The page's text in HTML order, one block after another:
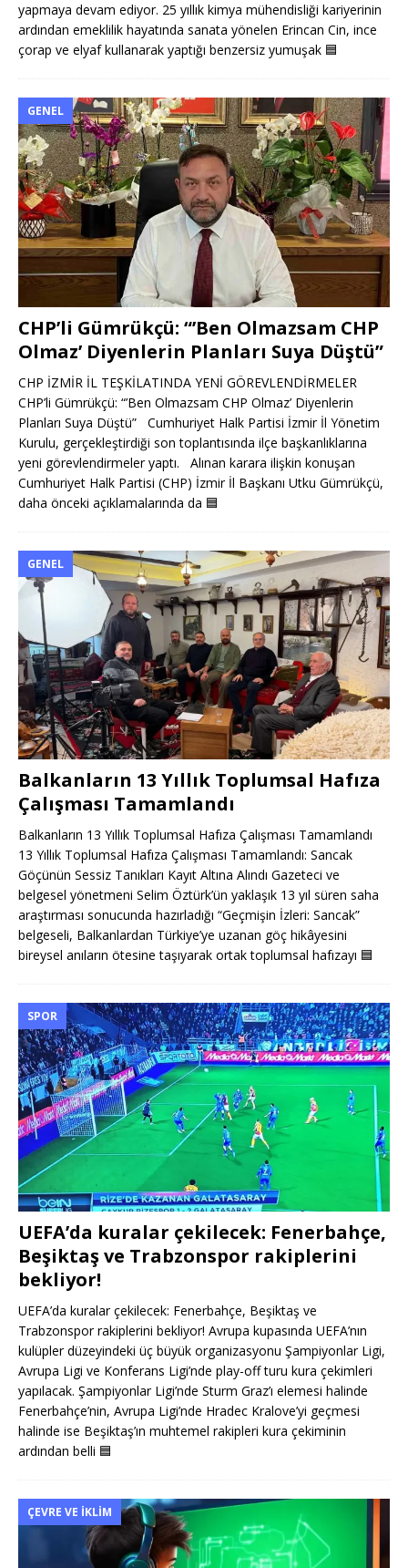
yapmaya devam ediyor. 25 yıllık kimya mühendisliği kariyerinin
ardından emeklilik hayatında sanata yönelen Erincan Cin, ince
çorap ve elyaf kullanarak yaptığı benzersiz yumuşak 🟦
GENEL
CHP’li Gümrükçü: “’Ben Olmazsam CHP
Olmaz’ Diyenlerin Planları Suya Düştü”
CHP İZMİR İL TEŞKİLATINDA YENİ GÖREVLENDİRMELER
CHP’li Gümrükçü: “’Ben Olmazsam CHP Olmaz’ Diyenlerin
Planları Suya Düştü” Cumhuriyet Halk Partisi İzmir İl Yönetim
Kurulu, gerçekleştirdiği son toplantısında ilçe başkanlıklarına
yeni görevlendirmeler yaptı. Alınan karara ilişkin konuşan
Cumhuriyet Halk Partisi (CHP) İzmir İl Başkanı Utku Gümrükçü,
daha önceki açıklamalarında da 🟦
GENEL
Balkanların 13 Yıllık Toplumsal Hafıza
Çalışması Tamamlandı
Balkanların 13 Yıllık Toplumsal Hafıza Çalışması Tamamlandı
13 Yıllık Toplumsal Hafıza Çalışması Tamamlandı: Sancak
Göçünün Sessiz Tanıkları Kayıt Altına Alındı Gazeteci ve
belgesel yönetmeni Selim Öztürk’ün yaklaşık 13 yıl süren saha
araştırması sonucunda hazırladığı “Geçmişin İzleri: Sancak”
belgeseli, Balkanlardan Türkiye’ye uzanan göç hikâyesini
bireysel anıların ötesine taşıyarak ortak toplumsal hafızayı 🟦
SPOR
UEFA’da kuralar çekilecek: Fenerbahçe,
Beşiktaş ve Trabzonspor rakiplerini
bekliyor!
UEFA’da kuralar çekilecek: Fenerbahçe, Beşiktaş ve
Trabzonspor rakiplerini bekliyor! Avrupa kupasında UEFA’nın
kulüpler düzeyindeki üç büyük organizasyonu Şampiyonlar Ligi,
Avrupa Ligi ve Konferans Ligi’nde play-off turu kura çekimleri
yapılacak. Şampiyonlar Ligi’nde Sturm Graz’ı elemesi halinde
Fenerbahçe’nin, Avrupa Ligi’nde Hradec Kralove’yi geçmesi
halinde ise Beşiktaş’ın muhtemel rakipleri kura çekiminin
ardından belli 🟦
ÇEVRE VE İKLIM